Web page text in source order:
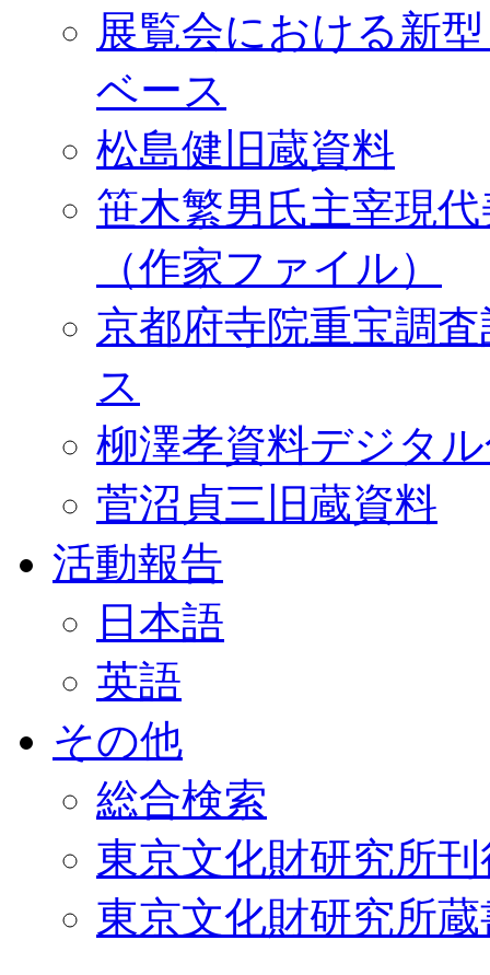
展覧会における新
ベース
松島健旧蔵資料
笹木繁男氏主宰現
（作家ファイル）
京都府寺院重宝調
ス
柳澤孝資料デジタ
菅沼貞三旧蔵資料
活動報告
日本語
英語
その他
総合検索
東京文化財研究所
東京文化財研究所